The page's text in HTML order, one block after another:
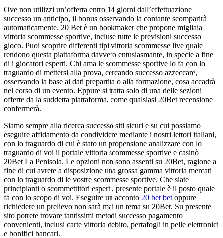
Ove non utilizzi un’offerta entro 14 giorni dall’effettuazione
successo un anticipo, il bonus osservando la contante scomparirà
automaticamente. 20 Bet è un bookmaker che propone migliaia
vittoria scommesse sportive, incluse tutte le previsioni successo
gioco. Puoi scoprire differenti tipi vittoria scommesse live quale
rendono questa piattaforma davvero entusiasmante, in specie a fine
di i giocatori esperti. Chi ama le scommesse sportive lo fa con lo
traguardo di mettersi alla prova, cercando successo azzeccare,
osservando la base ai dati prepartita o alla formazione, cosa accadrà
nel corso di un evento. Eppure si tratta solo di una delle sezioni
offerte da la suddetta piattaforma, come qualsiasi 20Bet recensione
confermerà.
Siamo sempre alla ricerca successo siti sicuri e su cui possiamo
eseguire affidamento da condividere mediante i nostri lettori italiani,
con lo traguardo di cui è stato un propensione analizzare con lo
traguardo di voi il portale vittoria scommesse sportive e casinò
20Bet La Penisola. Le opzioni non sono assenti su 20Bet, ragione a
fine di cui avrete a disposizione una grossa gamma vittoria mercati
con lo traguardo di le vostre scommesse sportive. Che siate
principianti o scommettitori esperti, presente portale è il posto quale
fa con lo scopo di voi. Eseguire un acconto 20 bet bet oppure
richiedere un prelievo non sarà mai un tema su 20Bet. Su presente
sito potrete trovare tantissimi metodi successo pagamento
convenienti, inclusi carte vittoria debito, pertafogli in pelle elettronici
e bonifici bancari.